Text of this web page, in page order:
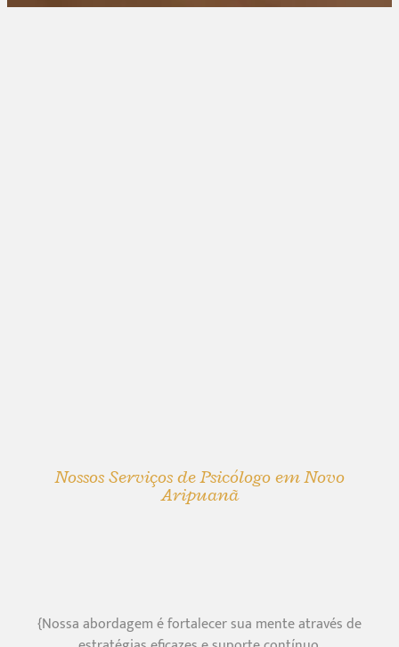
Nossos Serviços de Psicólogo em Novo
Aripuanã
{Nossa abordagem é fortalecer sua mente através de